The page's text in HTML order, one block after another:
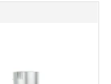
mit 2
Mediterranean